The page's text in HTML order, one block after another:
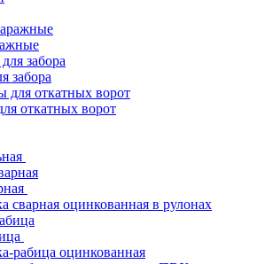
забора
откатных ворот
сварная оцинкованная в рулонах
рабица оцинкованная